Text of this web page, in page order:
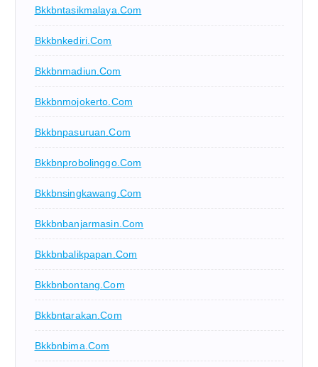
Bkkbntasikmalaya.com
Bkkbnkediri.com
Bkkbnmadiun.com
Bkkbnmojokerto.com
Bkkbnpasuruan.com
Bkkbnprobolinggo.com
Bkkbnsingkawang.com
Bkkbnbanjarmasin.com
Bkkbnbalikpapan.com
Bkkbnbontang.com
Bkkbntarakan.com
Bkkbnbima.com